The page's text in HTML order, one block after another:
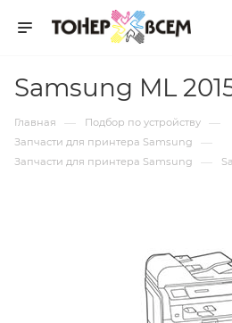
Samsung ML
Главная — Подбор по устройству —
Запчасти для принтера Samsung —
Запчасти для принтера Samsung —